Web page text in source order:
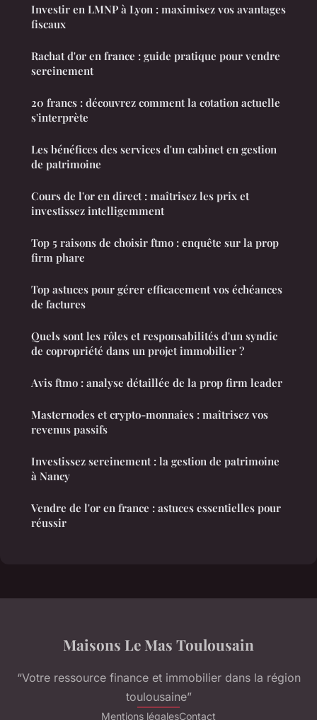
Investir en LMNP à Lyon : maximisez vos avantages
fiscaux
Rachat d'or en france : guide pratique pour vendre
sereinement
20 francs : découvrez comment la cotation actuelle
s'interprète
Les bénéfices des services d'un cabinet en gestion
de patrimoine
Cours de l'or en direct : maîtrisez les prix et
investissez intelligemment
Top 5 raisons de choisir ftmo : enquête sur la prop
firm phare
Top astuces pour gérer efficacement vos échéances
de factures
Quels sont les rôles et responsabilités d'un syndic
de copropriété dans un projet immobilier ?
Avis ftmo : analyse détaillée de la prop firm leader
Masternodes et crypto-monnaies : maîtrisez vos
revenus passifs
Investissez sereinement : la gestion de patrimoine
à Nancy
Vendre de l'or en france : astuces essentielles pour
réussir
Maisons Le Mas Toulousain
“Votre ressource finance et immobilier dans la région
toulousaine”
Mentions légalesContact